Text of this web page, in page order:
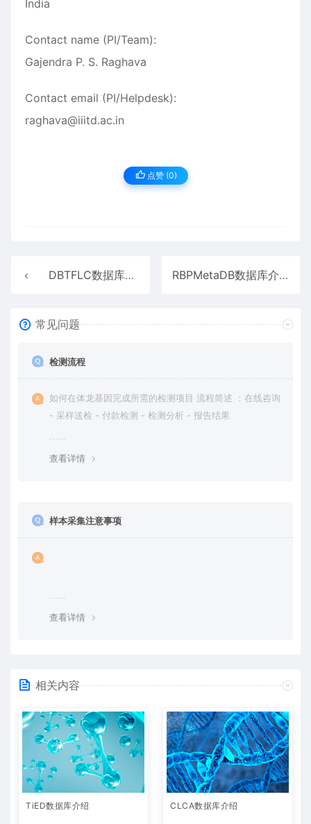
India
Contact name (PI/Team):
Gajendra P. S. Raghava
Contact email (PI/Helpdesk):
raghava@iiitd.ac.in
点赞 (0)
DBTFLC数据库介绍 RBPMetaDB数据库介绍
常见问题
检测流程
如何在体龙基因完成所需的检测项目 流程简述 ：在线咨询
- 采样送检 - 付款检测 - 检测分析 - 报告结果
查看详情
样本采集注意事项
查看详情
相关内容
TiED数据库介绍 CLCA数据库介绍